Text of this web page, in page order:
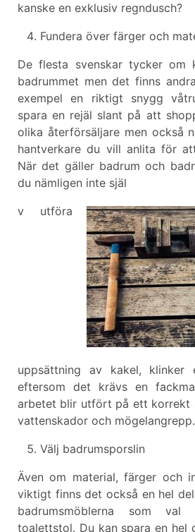
kanske en exklusiv regndusch?
Fundera över färger och
De flesta svenskar tycker om
badrummet men det finns
exempel en riktigt snygg
spara en rejäl slant på att
olika återförsäljare men också
hantverkare du vill anlita för
När det gäller badrum och
du nämligen inte själ
v utföra
uppsättning av kakel, klinker
eftersom det krävs en
arbetet blir utfört på ett korrekt
vattenskador och mögelangrepp.
Välj badrumsporslin
Även om material, färger och
viktigt finns det också en hel
badrumsmöblerna som
toalettstol. Du kan spara en hel